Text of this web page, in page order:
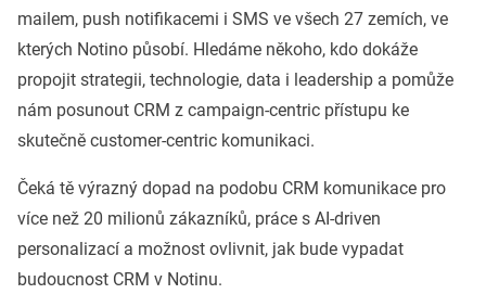
mailem, push notifikacemi i SMS ve všech 27 zemích, ve
kterých Notino působí. Hledáme někoho, kdo dokáže
propojit strategii, technologie, data i leadership a pomůže
nám posunout CRM z campaign-centric přístupu ke
skutečně customer-centric komunikaci.
Čeká tě výrazný dopad na podobu CRM komunikace pro
více než 20 milionů zákazníků, práce s AI-driven
personalizací a možnost ovlivnit, jak bude vypadat
budoucnost CRM v Notinu.